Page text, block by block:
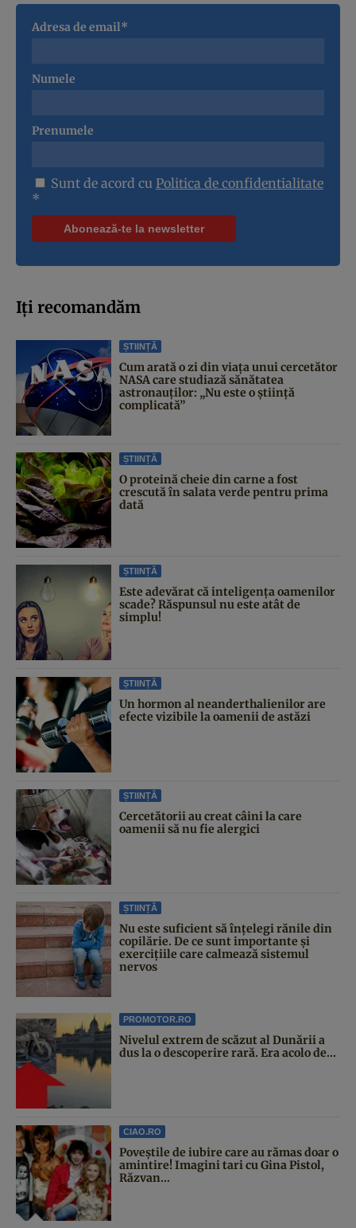
Adresa de email*
Numele
Prenumele
Sunt de acord cu Politica de confidentialitate
*
Iți recomandăm
ȘTIINȚĂ
Cum arată o zi din viața unui cercetător
NASA care studiază sănătatea
astronauților: „Nu este o știință
complicată”
ȘTIINȚĂ
O proteină cheie din carne a fost
crescută în salata verde pentru prima
dată
ȘTIINȚĂ
Este adevărat că inteligența oamenilor
scade? Răspunsul nu este atât de
simplu!
ȘTIINȚĂ
Un hormon al neanderthalienilor are
efecte vizibile la oamenii de astăzi
ȘTIINȚĂ
Cercetătorii au creat câini la care
oamenii să nu fie alergici
ȘTIINȚĂ
Nu este suficient să înțelegi rănile din
copilărie. De ce sunt importante și
exercițiile care calmează sistemul
nervos
PROMOTOR.RO
Nivelul extrem de scăzut al Dunării a
dus la o descoperire rară. Era acolo de...
CIAO.RO
Poveştile de iubire care au rămas doar o
amintire! Imagini tari cu Gina Pistol,
Răzvan...